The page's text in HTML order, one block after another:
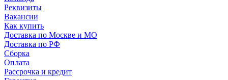
Реквизиты
Вакансии
Как купить
Доставка по Москве и МО
Доставка по РФ
Сборка
Оплата
Рассрочка и кредит